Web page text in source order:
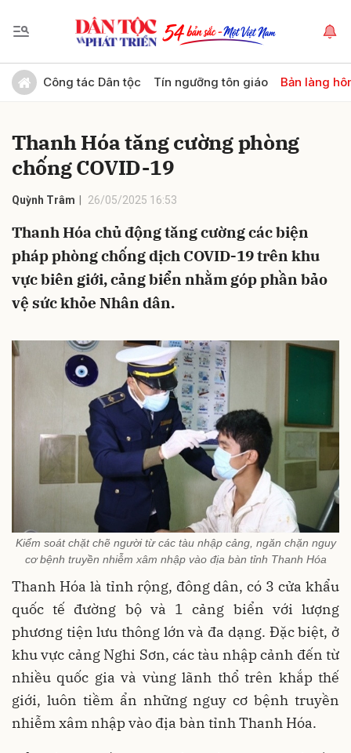
Công tác Dân tộc Tín ngưỡng tôn giáo Bản làng
Thanh Hóa tăng cường phòng
chống COVID-19
Quỳnh Trâm 26/05/2025 16:53
Thanh Hóa chủ động tăng cường các biện
pháp phòng chống dịch COVID-19 trên khu
vực biên giới, cảng biển nhằm góp phần bảo
vệ sức khỏe Nhân dân.
Kiểm soát chặt chẽ người từ các tàu nhập cảng, ngăn chặn nguy
cơ bệnh truyền nhiễm xâm nhập vào địa bàn tỉnh Thanh Hóa
Thanh Hóa là tỉnh rộng, đông dân, có 3 cửa khẩu
quốc tế đường bộ và 1 cảng biển với lượng
phương tiện lưu thông lớn và đa dạng. Đặc biệt, ở
khu vực cảng Nghi Sơn, các tàu nhập cảnh đến từ
nhiều quốc gia và vùng lãnh thổ trên khắp thế
giới, luôn tiềm ẩn những nguy cơ bệnh truyền
nhiễm xâm nhập vào địa bàn tỉnh Thanh Hóa.
Gửi bình luận
Hủy Gửi